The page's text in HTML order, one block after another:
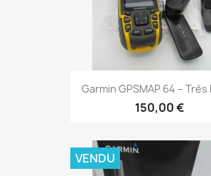
Aperçu rapide
Garmin GPSMAP 64 – Très
150,00 €
VENDU